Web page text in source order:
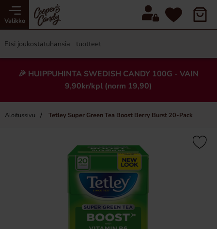
Valikko
🎉 HUIPPUHINTA SWEDISH CANDY 100G - VAIN
9,90kr/kpl (norm 19,90)
Aloitussivu Tetley Super Green Tea Boost Berry Burst 20-Pack
×